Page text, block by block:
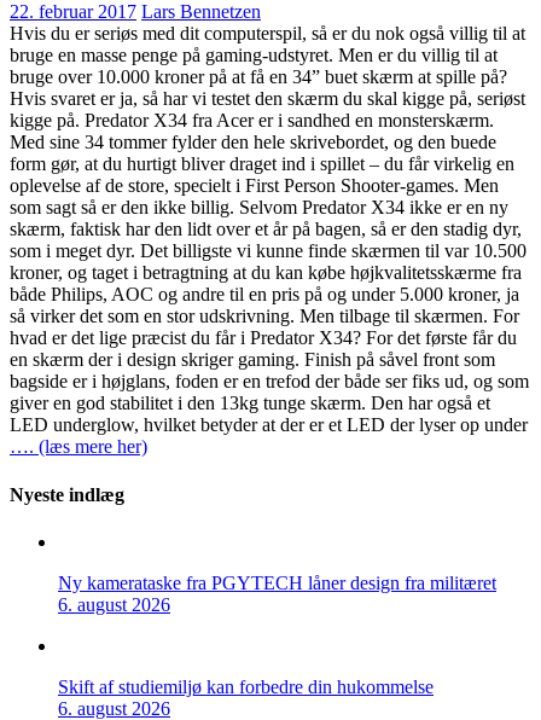
22. februar 2017 Lars Bennetzen
Hvis du er seriøs med dit computerspil, så er du nok også villig til at
bruge en masse penge på gaming-udstyret. Men er du villig til at
bruge over 10.000 kroner på at få en 34” buet skærm at spille på?
Hvis svaret er ja, så har vi testet den skærm du skal kigge på, seriøst
kigge på. Predator X34 fra Acer er i sandhed en monsterskærm.
Med sine 34 tommer fylder den hele skrivebordet, og den buede
form gør, at du hurtigt bliver draget ind i spillet – du får virkelig en
oplevelse af de store, specielt i First Person Shooter-games. Men
som sagt så er den ikke billig. Selvom Predator X34 ikke er en ny
skærm, faktisk har den lidt over et år på bagen, så er den stadig dyr,
som i meget dyr. Det billigste vi kunne finde skærmen til var 10.500
kroner, og taget i betragtning at du kan købe højkvalitetsskærme fra
både Philips, AOC og andre til en pris på og under 5.000 kroner, ja
så virker det som en stor udskrivning. Men tilbage til skærmen. For
hvad er det lige præcist du får i Predator X34? For det første får du
en skærm der i design skriger gaming. Finish på såvel front som
bagside er i højglans, foden er en trefod der både ser fiks ud, og som
giver en god stabilitet i den 13kg tunge skærm. Den har også et
LED underglow, hvilket betyder at der er et LED der lyser op under
…. (læs mere her)
Nyeste indlæg
Ny kamerataske fra PGYTECH låner design fra militæret
6. august 2026
Skift af studiemiljø kan forbedre din hukommelse
6. august 2026